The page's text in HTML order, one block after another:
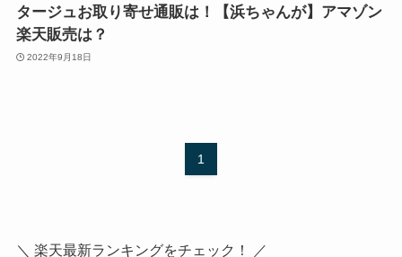
タージュお取り寄せ通販は！【浜ちゃんが】アマゾン
楽天販売は？
2022年9月18日
1
＼ 楽天最新ランキングをチェック！ ／